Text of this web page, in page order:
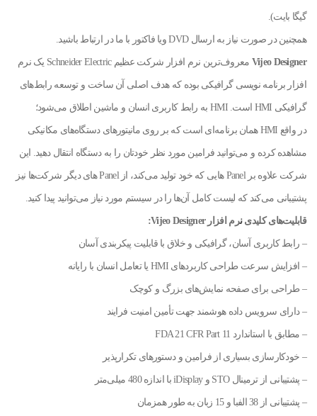
گیگا بایت).
همچنین در صورت نیاز به ارسال DVD ویا فاکتور با ما در ارتباط باشید.
Vijeo Designer معروف‌ترین نرم افزار شرکت عظیم Schneider Electric یک نرم
افزار برنامه نویسی گرافیکی بوده که هدف اصلی آن ساخت و توسعه رابط‌های
گرافیکی HMI است. HMI به رابط کاربری انسان و ماشین اطلاق می‌شود؛
در واقع HMI همان برنامه‌ای است که بر روی مانیتورهای دستگاه‌های مکانیکی
مشاهده کرده و می‌توانید فرامین مورد نظر خودتان را به دستگاه انتقال دهید. این
شرکت علاوه بر Panel هایی که خود تولید می‌کند، از Panel های دیگر شرکت‌ها نیز
پشتیبانی می‌کند که لیست کامل آن‌ها را در سیستم مورد نیاز می‌توانید پیدا کنید.
قابلیت‌های کلیدینرم افزار Vijeo Designer:
– رابط کاربری آسان، گرافیکی و خلاق با قابلیت پیکربندی آسان
– افزایش سرعت طراحی کاربردهای HMI یا تعامل انسان با رایانه
– طراحی برای صفحه نمایش‌های بزرگ و کوچک
– دارای سرویس داده هوشمند جهت تأمین امنیت فرایند
– مطابق با استاندارد FDA 21 CFR Part 11
– خودکارسازی بسیاری از فرامین و دستورهای تکرارپذیر
– پشتیبانی از ترمینال STO و iDisplay با اندازه 480 میلی‌متر
– پشتیبانی از 38 الفبا و 15 زبان به طور همزمان